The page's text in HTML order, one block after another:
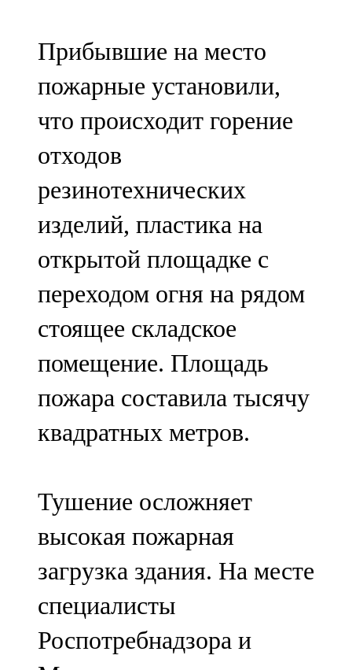
106,1 FM
Түбән Кама
102,6 FM
Чирмешән
107,7 FM
Чистай
103,0 FM
Чүпрәле
91,0 FM
Шәмәрдән
102,3 FM
Яңа чишмә
Яр Чаллы
105,5 FM
Прибывшие на место
пожарные установили,
что происходит горение
отходов
резинотехнических
изделий, пластика на
открытой площадке с
переходом огня на рядом
стоящее складское
помещение. Площадь
пожара составила тысячу
квадратных метров.
Тушение осложняет
высокая пожарная
загрузка здания. На месте
специалисты
Роспотребнадзора и